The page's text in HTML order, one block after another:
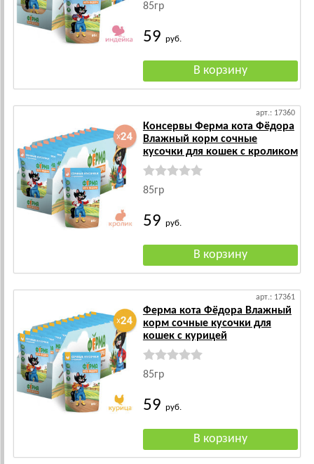
85гр
59 руб.
арт.: 17360
Консервы Ферма кота Фёдора
Влажный корм сочные
кусочки для кошек с кроликом
85гр
59 руб.
арт.: 17361
Ферма кота Фёдора Влажный
корм сочные кусочки для
кошек с курицей
85гр
59 руб.